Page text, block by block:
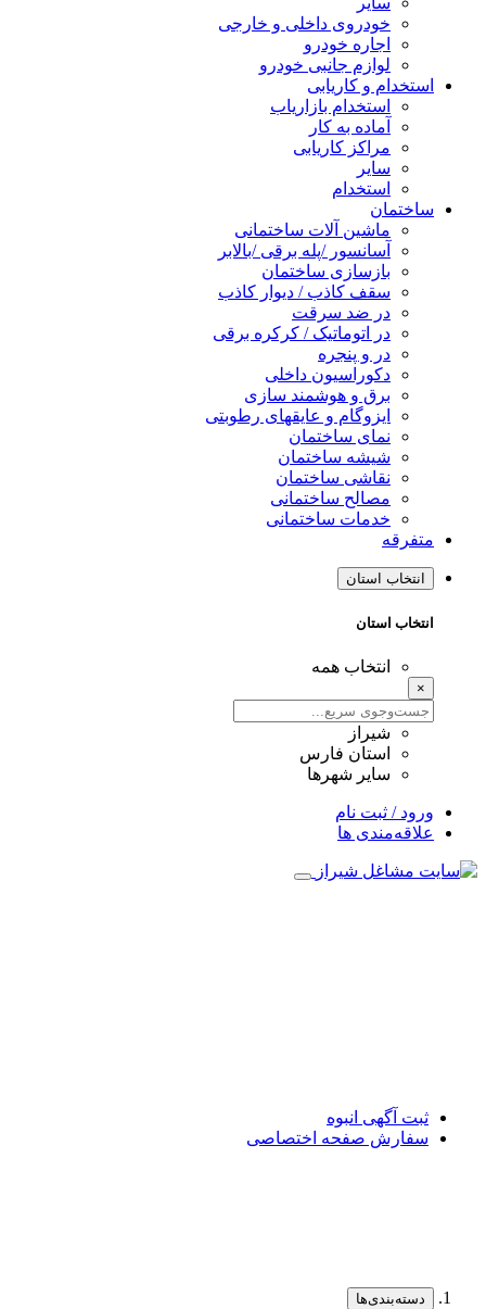
خودروی داخلی و خارجی
اجاره خودرو
لوازم جانبی خودرو
استخدام و کاریابی
استخدام بازاریاب
آماده به کار
مراکز کاریابی
سایر
استخدام
ساختمان
ماشین آلات ساختمانی
آسانسور /پله برقی /بالابر
بازسازی ساختمان
سقف کاذب / دیوار کاذب
در ضد سرقت
در اتوماتیک / کرکره برقی
در و پنجره
دکوراسیون داخلی
برق و هوشمند سازی
ایزوگام و عایقهای رطوبتی
نمای ساختمان
شیشه ساختمان
نقاشی ساختمان
مصالح ساختمانی
خدمات ساختمانی
متفرقه
انتخاب استان
انتخاب استان
انتخاب همه
×
شیراز
استان فارس
سایر شهرها
ورود / ثبت نام
علاقه‌مندی ها
ثبت آگهی انبوه
سفارش صفحه اختصاصی
دسته‌بندی‌ها